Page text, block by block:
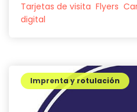
Tarjetas de visita Flyers
digital
Imprenta y rotulación